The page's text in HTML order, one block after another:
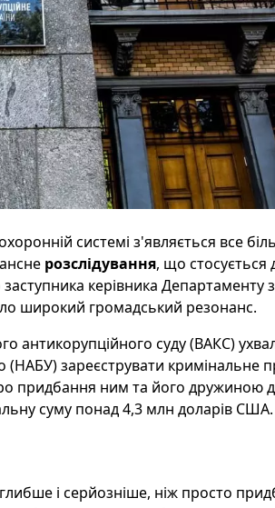
системі з'являється все
розслідування, що стосується
керівника Департаменту
широкий громадський резонанс.
антикорупційного суду (ВАКС)
зареєструвати кримінальне
придбання ним та його дружиною
суму понад 4,3 млн доларів США.
і серйозніше, ніж просто